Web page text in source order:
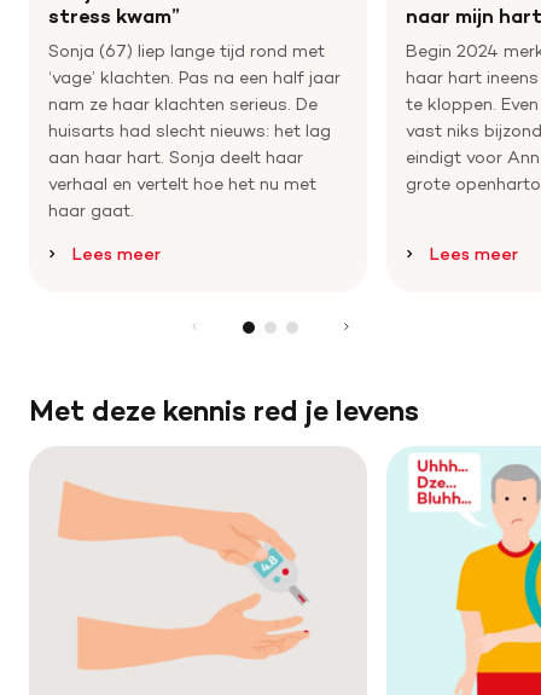
stress kwam”
Sonja (67) liep lange tijd rond met
‘vage’ klachten. Pas na een half jaar
nam ze haar klachten serieus. De
huisarts had slecht nieuws: het lag
aan haar hart. Sonja deelt haar
verhaal en vertelt hoe het nu met
haar gaat.
Lees meer
naar mijn
Begin 2024
haar hart
te kloppen.
vast niks
eindigt voor
grote
Lees meer
Met deze kennis red je levens